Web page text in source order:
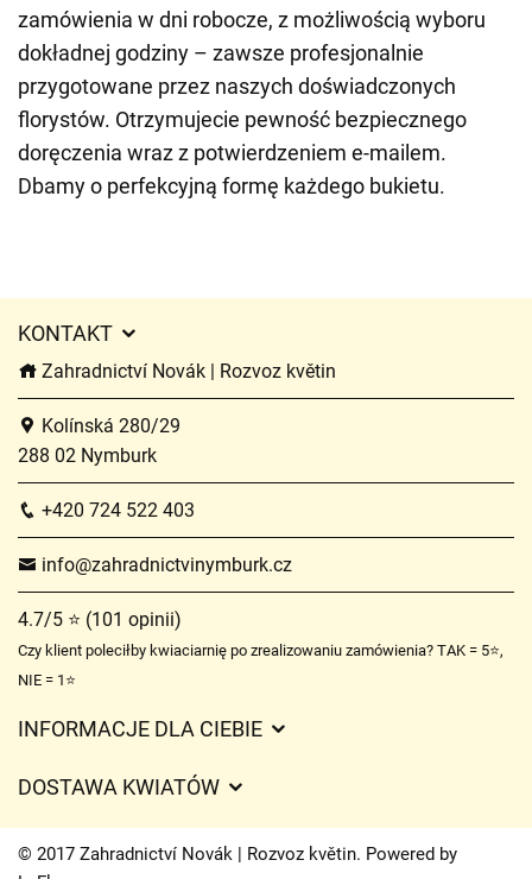
zamówienia w dni robocze, z możliwością wyboru
dokładnej godziny – zawsze profesjonalnie
przygotowane przez naszych doświadczonych
florystów. Otrzymujecie pewność bezpiecznego
doręczenia wraz z potwierdzeniem e-mailem.
Dbamy o perfekcyjną formę każdego bukietu.
KONTAKT
Zahradnictví Novák | Rozvoz květin
Kolínská 280/29
288 02 Nymburk
+420 724 522 403
info@zahradnictvinymburk.cz
4.7/5 ⭐ (101 opinii)
Czy klient poleciłby kwiaciarnię po zrealizowaniu zamówienia? TAK = 5⭐,
NIE = 1⭐
INFORMACJE DLA CIEBIE
Czasy dostawy kwiatów – przegląd możliwości
DOSTAWA KWIATÓW
Opłaty za dostawę
Gdzie dostarczamy kwiaty
© 2017 Zahradnictví Novák | Rozvoz květin. Powered by